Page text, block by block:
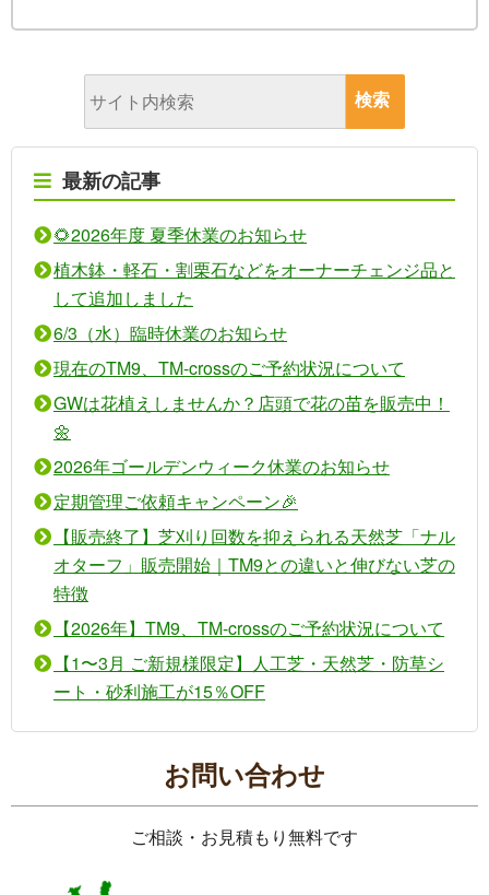
最新の記事
🌻2026年度 夏季休業のお知らせ
植木鉢・軽石・割栗石などをオーナーチェンジ品と
して追加しました
6/3（水）臨時休業のお知らせ
現在のTM9、TM-crossのご予約状況について
GWは花植えしませんか？店頭で花の苗を販売中！
🌼
2026年ゴールデンウィーク休業のお知らせ
定期管理ご依頼キャンペーン🎉
【販売終了】芝刈り回数を抑えられる天然芝「ナル
オターフ」販売開始｜TM9との違いと伸びない芝の
特徴
【2026年】TM9、TM-crossのご予約状況について
【1〜3月 ご新規様限定】人工芝・天然芝・防草シ
ート・砂利施工が15％OFF
お問い合わせ
ご相談・お見積もり無料です